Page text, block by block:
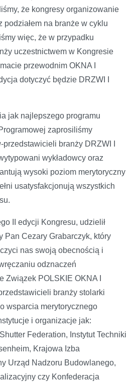
że kongresy organizowanie
podziałem na branże w cyklu
więc, że w przypadku
uczestnictwem w Kongresie
przewodnim OKNA I
dotyczyć będzie DRZWI I
jak najlepszego programu
zaprosiliśmy
branży DRZWI I
wykładowcy oraz
wysoki poziom merytoryczny
usatysfakcjonują wszystkich
II edycji Kongresu, udzielił
Pan Cezary Grabarczyk, który
nas swoją obecnością i
odznaczeń
Związek POLSKIE OKNA I
branży stolarki
wsparcia merytorycznego
i organizacje jak:
Federation, Instytut Techniki
Krajowa Izba
Urząd Nadzoru Budowlanego,
czy Konfederacja